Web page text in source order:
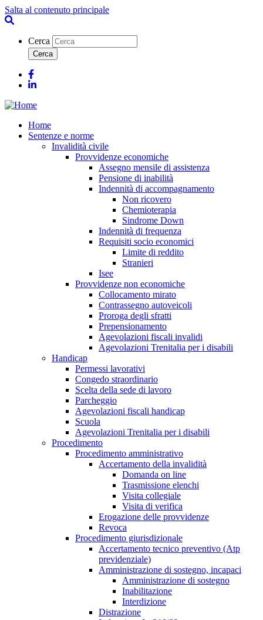
Salta al contenuto principale
Cerca
Facebook
Linkedin
Home
Sentenze e norme
Invalidità civile
Provvidenze economiche
Assegno mensile di assistenza
Pensione di inabilità
Indennità di accompagnamento
Non ricovero
Chemioterapia
Sindrome Down
Indennità di frequenza
Requisiti socio economici
Limite di reddito
Stranieri
Isee
Provvidenze non economiche
Collocamento mirato
Contrassegno autoveicoli
Proroga degli sfratti
Prepensionamento
Agevolazioni fiscali invalidi
Agevolazioni Trenitalia per i disabili
Handicap
Permessi lavorativi
Congedo straordinario
Scelta della sede di lavoro
Parcheggio
Agevolazioni fiscali handicap
Scuola
Agevolazioni Trenitalia per i disabili
Procedimento
Procedimento amministrativo
Accertamento della invalidità
Domanda on line
Trasmissione elenchi
Visita collegiale
Visita di verifica
Erogazione delle provvidenze
Revoca
Procedimento giurisdizionale
Accertamento tecnico preventivo (Atp
previdenziale)
Amministrazione di sostegno, incapaci
Amministrazione di sostegno
Inabilitazione
Interdizione
Distrazione